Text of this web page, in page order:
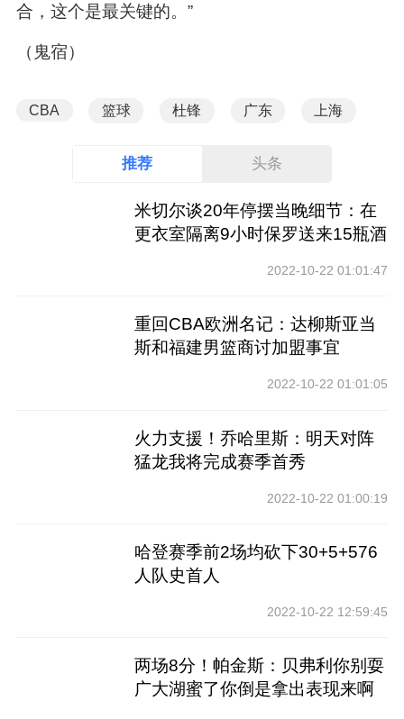
合，这个是最关键的。”
（鬼宿）
CBA 篮球 杜锋 广东 上海
推荐 头条
米切尔谈20年停摆当晚细节：在
更衣室隔离9小时保罗送来15瓶酒
2022-10-22 01:01:47
重回CBA欧洲名记：达柳斯亚当
斯和福建男篮商讨加盟事宜
2022-10-22 01:01:05
火力支援！乔哈里斯：明天对阵
猛龙我将完成赛季首秀
2022-10-22 01:00:19
哈登赛季前2场均砍下30+5+576
人队史首人
2022-10-22 12:59:45
两场8分！帕金斯：贝弗利你别耍
广大湖蜜了你倒是拿出表现来啊